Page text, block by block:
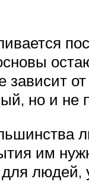
зависит
но и не
им